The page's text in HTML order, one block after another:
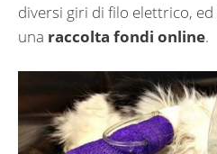
diversi giri di filo elettrico,
una raccolta fondi online.